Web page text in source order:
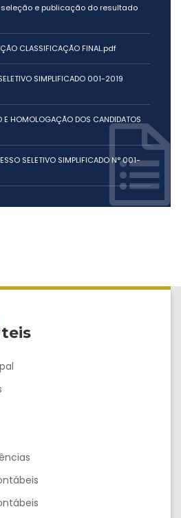
e publicação do resultado
CLASSIFICAÇÃO FINAL.pdf
SIMPLIFICADO 001-2019
E HOMOLOGAÇÃO DOS CANDIDATOS
SELETIVO SIMPLIFICADO N° 001-